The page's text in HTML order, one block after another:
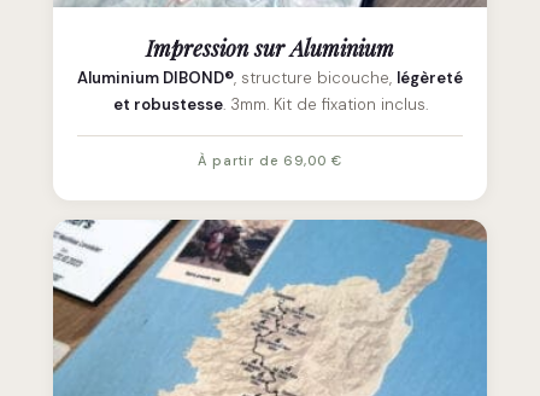
Impression sur Aluminium
Aluminium DIBOND®, structure bicouche, légèreté
et robustesse. 3mm. Kit de fixation inclus.
À partir de 69,00 €